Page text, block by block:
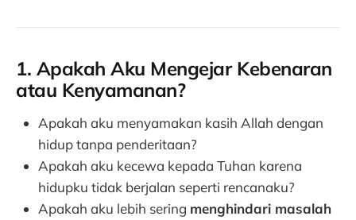
1. Apakah Aku Mengejar Kebenaran
atau Kenyamanan?
Apakah aku menyamakan kasih Allah dengan
hidup tanpa penderitaan?
Apakah aku kecewa kepada Tuhan karena
hidupku tidak berjalan seperti rencanaku?
Apakah aku lebih sering menghindari masalah